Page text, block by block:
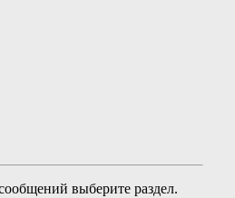
выберите раздел.